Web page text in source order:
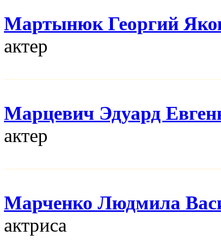
Мартынюк Георгий
актер
Марцевич Эдуард
актер
Марченко Людмила
актриса